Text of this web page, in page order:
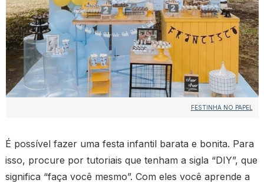
FESTINHA NO PAPEL
É possível fazer uma festa infantil barata e bonita. Para
isso, procure por tutoriais que tenham a sigla “DIY”, que
significa “faça você mesmo”. Com eles você aprende a